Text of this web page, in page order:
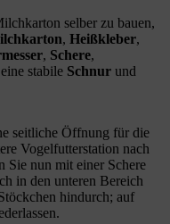
selber zu bauen,
, Heißkleber,
, Schere,
stabile Schnur und
seitliche Öffnung für die
Vogelfutterstation nach
Sie nun mit einer Schere
in den unteren Bereich
hindurch; auf